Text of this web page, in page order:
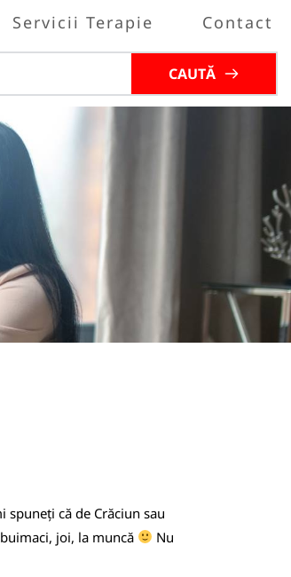
Servicii Terapie Contact
CAUTĂ
spuneți că de Crăciun sau
joi, la muncă
Nu